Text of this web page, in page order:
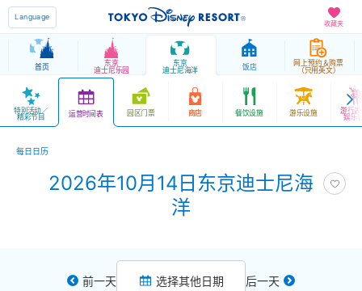
收藏夹
Language
首页 东京
迪士尼乐园
东京
迪士尼海洋 饭店 网上预约＆购票
（只用英文）
特别活动／
精彩节目 运营时间表 园区门票 商店 餐饮设施 游乐设施 游行
娱乐
每日日历
2026年10月14日东京迪士尼海
洋
前一天 选择其他日期 后一天